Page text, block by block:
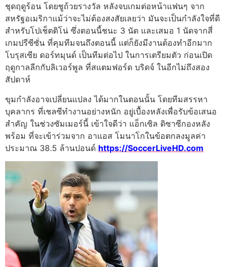
ชุดฤดูร้อน โดยชูถ้วยรางวัล หลังจบเกมต่อหน้าแฟนๆ จาก
สหรัฐอเมริกาแม้ว่าจะไม่ต้องสงสัยเลยว่า มันจะเป็นกำลังใจที่ดี
สำหรับโปเช็ตติโน่ ซึ่งตอนนี้ชนะ 3 นัด และเสมอ 1 นัดจากสี่
เกมปรีซีซั่น ที่คุมทีมจนถึงตอนนี้ แต่ก็ยังมีงานต้องทำอีกมาก
โบรุสเซีย ดอร์ทมุนด์ เป็นทีมต่อไป ในการเตรียมตัว ก่อนเปิด
ฤดูกาลลีกกับลิเวอร์พูล ที่สแตมฟอร์ด บริดจ์ ในอีกไม่ถึงสอง
สัปดาห์
ขุมกำลังอาจเปลี่ยนแปลง ได้มากในตอนนั้น โดยทีมสรรหา
บุคลากร ที่เชลซีทำงานอย่างหนัก อยู่เบื้องหลังเพื่อรับข้อเสนอ
สำคัญ ในช่วงซัมเมอร์นี้ เข้าใจดีว่า แอ็กเซิล ดิซาซีกองหลัง
พร้อม ที่จะเข้าร่วมจาก อาแอส โมนาโกในข้อตกลงมูลค่า
ประมาณ 38.5 ล้านปอนด์ https://SoccerLiveHD.com